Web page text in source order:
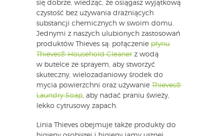
się dobrze, wiedząc, że osiągasz wyjątkową
czystość bez używania drażniących
substancji chemicznych w swoim domu.
Jednymi z naszych ulubionych zastosowań
produktów Thieves są: połączenie płynu
Thieves® Household Cleaner z wodą
w butelce ze sprayem, aby stworzyć
skuteczny, wielozadaniowy środek do
mycia powierzchni oraz używanie Thieves®
Laundry Soap, aby nadać praniu świeży,
lekko cytrusowy zapach.
Linia Thieves obejmuje także produkty do